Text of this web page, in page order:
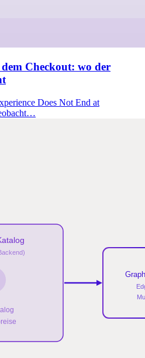
Checkout: wo der
Does Not End at